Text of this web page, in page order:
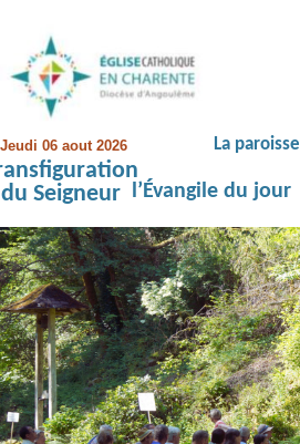
Jeudi 06 aout 2026
du Seigneur
La paroisse
l’Évangile du jour